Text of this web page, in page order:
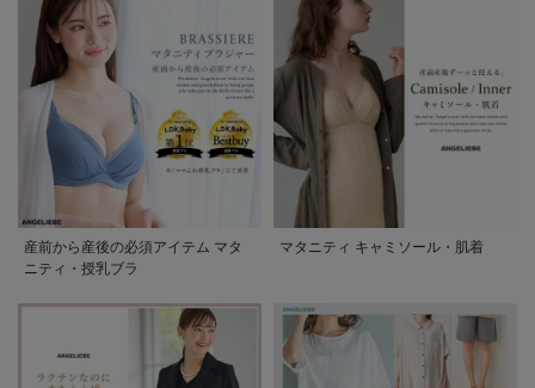
産前から産後の必須アイテム マタ
ニティ・授乳ブラ
マタニティ キャミソール・肌着